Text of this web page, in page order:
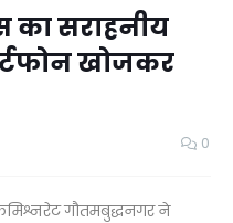
का सराहनीय
खोजकर
0
गौतमबुद्धनगर ने